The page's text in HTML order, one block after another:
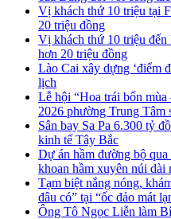
Vị khách thứ 10 triệu tại
20 triệu đồng
Vị khách thứ 10 triệu đến
hơn 20 triệu đồng
Lào Cai xây dựng ‘điểm
lịch
Lễ hội “Hoa trái bốn
2026 phường Trung Tâm
Sân bay Sa Pa 6.300 tỷ
kinh tế Tây Bắc
Dự án hầm đường bộ
khoan hầm xuyên núi dài
Tạm biệt nắng nóng,
đâu có” tại “ốc đảo mát
Ông Tô Ngọc Liễn làm